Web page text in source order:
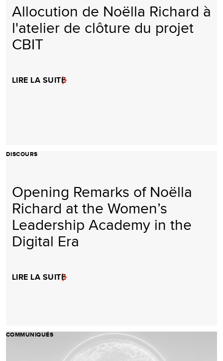
Allocution de Noëlla Richard à
l'atelier de clôture du projet
CBIT
LIRE LA SUITE
DISCOURS
Opening Remarks of Noëlla
Richard at the Women’s
Leadership Academy in the
Digital Era
LIRE LA SUITE
COMMUNIQUÉS